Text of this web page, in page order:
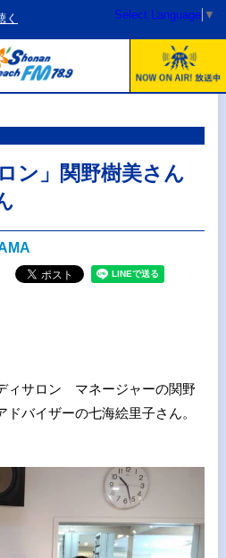
く Select Language ▼
ン」関野樹美さん
ィサロン マネージャーの関野
バイザーの七海絵里子さん。